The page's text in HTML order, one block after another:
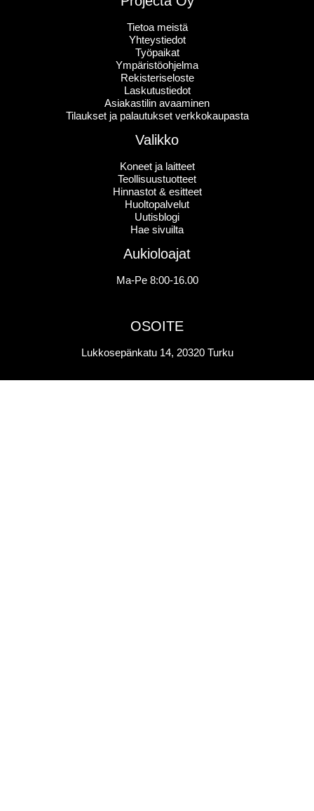
Tietoa meistä
Yhteystiedot
Työpaikat
Ympäristöohjelma
Rekisteriseloste
Laskutustiedot
Asiakastilin avaaminen
Tilaukset ja palautukset verkkokaupasta
Valikko
Koneet ja laitteet
Teollisuustuotteet
Hinnastot & esitteet
Huoltopalvelut
Uutisblogi
Hae sivuilta
Aukioloajat
Ma-Pe 8:00-16.00
OSOITE
Lukkosepänkatu 14, 20320 Turku